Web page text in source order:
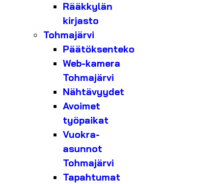
Rääkkylän
kirjasto
Tohmajärvi
Päätöksenteko
Web-kamera
Tohmajärvi
Nähtävyydet
Avoimet
työpaikat
Vuokra-
asunnot
Tohmajärvi
Tapahtumat